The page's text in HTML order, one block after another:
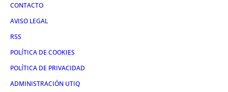
CONTACTO
AVISO LEGAL
RSS
POLÍTICA DE COOKIES
POLÍTICA DE PRIVACIDAD
ADMINISTRACIÓN UTIQ